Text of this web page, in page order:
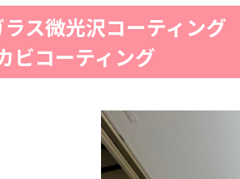
ス微光沢コーティン
ビコーティング